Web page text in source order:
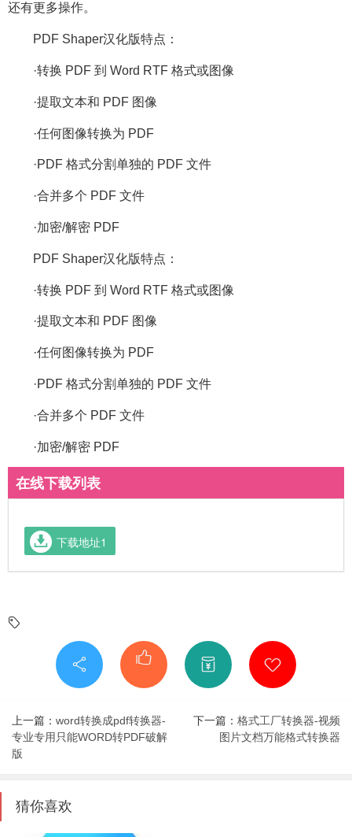
还有更多操作。
PDF Shaper汉化版特点：
·转换 PDF 到 Word RTF 格式或图像
·提取文本和 PDF 图像
·任何图像转换为 PDF
·PDF 格式分割单独的 PDF 文件
·合并多个 PDF 文件
·加密/解密 PDF
PDF Shaper汉化版特点：
·转换 PDF 到 Word RTF 格式或图像
·提取文本和 PDF 图像
·任何图像转换为 PDF
·PDF 格式分割单独的 PDF 文件
·合并多个 PDF 文件
·加密/解密 PDF
在线下载列表
下载地址1
上一篇： word转换成pdf转换器-
专业专用只能WORD转PDF破解
版
下一篇： 格式工厂转换器-视频
图片文档万能格式转换器
猜你喜欢